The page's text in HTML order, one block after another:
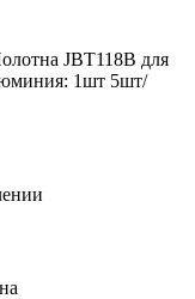
JBT118B для
1шт 5шт/